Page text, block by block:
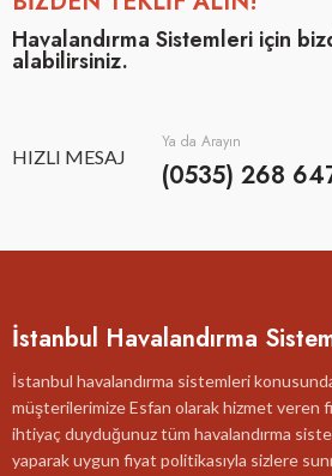
Havalandırma Sistemleri için
alabilirsiniz.
HIZLI MESAJ
Ya da Arayın
(0535) 268
İstanbul Havalandırma
İstanbul havalandırma sistemleri
müşterilerimize Esfan olarak hizmet veren
ihtiyaç duyduğunuz tüm havalandırma
yaparak uygun fiyat politikasıyla sizlere